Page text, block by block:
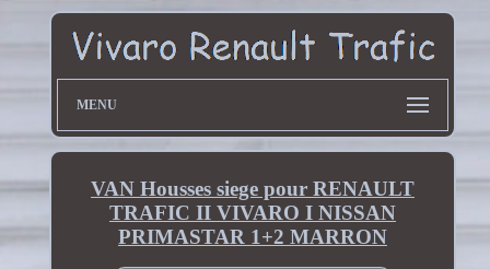
MENU
VAN Housses siege pour RENAULT
TRAFIC II VIVARO I NISSAN
PRIMASTAR 1+2 MARRON